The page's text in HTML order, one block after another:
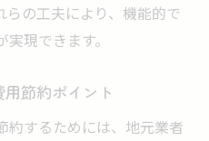
の工夫により、機能的で
現できます。
節約ポイント
約するためには、地元業者